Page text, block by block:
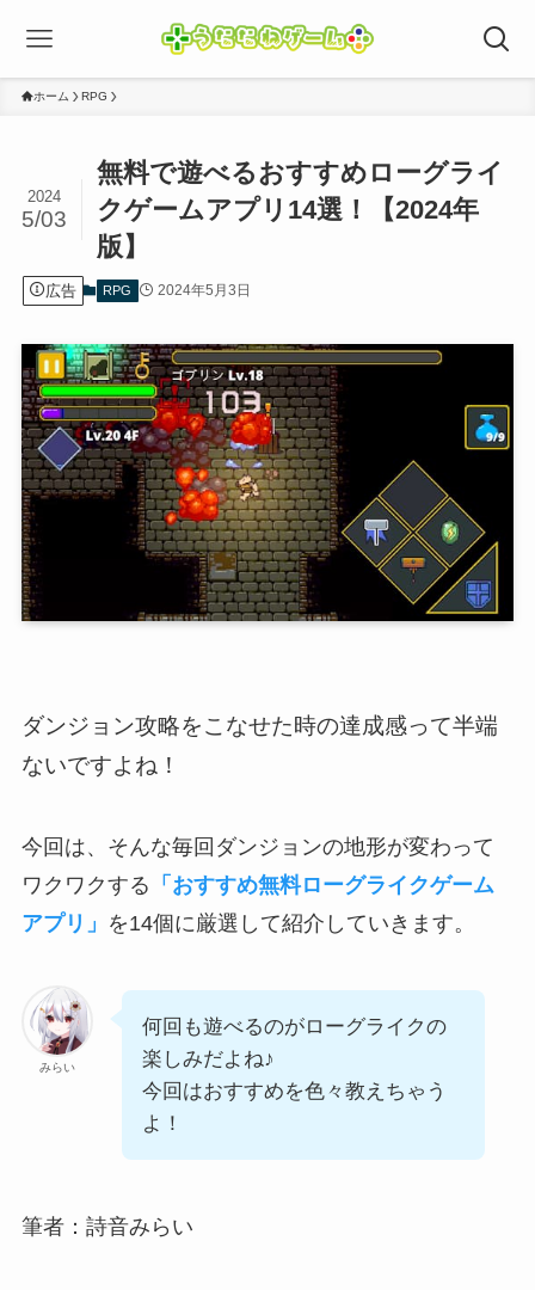
ホーム RPG
無料で遊べるおすすめローグライ
クゲームアプリ14選！【2024年
版】
2024
5/03
広告 RPG 2024年5月3日
ダンジョン攻略をこなせた時の達成感って半端
ないですよね！
今回は、そんな毎回ダンジョンの地形が変わって
ワクワクする 「おすすめ無料ローグライクゲーム
アプリ」 を14個に厳選して紹介していきます。
みらい
何回も遊べるのがローグライクの
楽しみだよね♪
今回はおすすめを色々教えちゃう
よ！
筆者：詩音みらい